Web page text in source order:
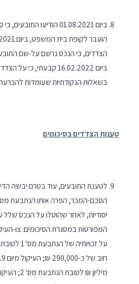
הצדדים, כי הנכס נרשם על-שם
ביום 16.02.2022 קבעתי, כי
בשאלות הנקודתיות שעומדות
טענות הצדדים בסיכומים
לטענת התובעים, עוד בטרם יבשה
יסודיות, לאחר שהוטלו על הנכס שלל
על זכויותיה
מיליון ₪